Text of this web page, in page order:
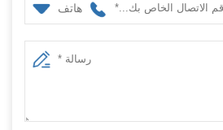
هاتف